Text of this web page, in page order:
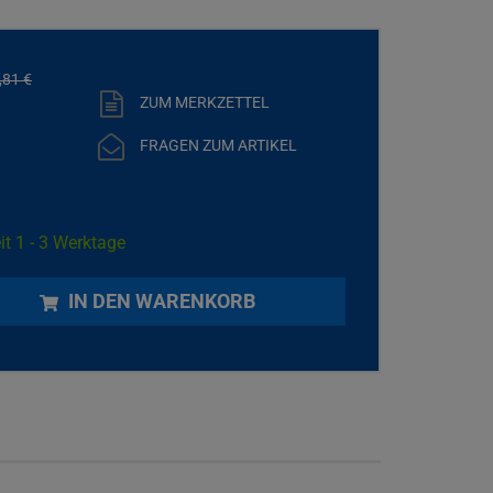
81€
ZUM MERKZETTEL
FRAGEN ZUM ARTIKEL
1 - 3 Werktage
IN DEN WARENKORB